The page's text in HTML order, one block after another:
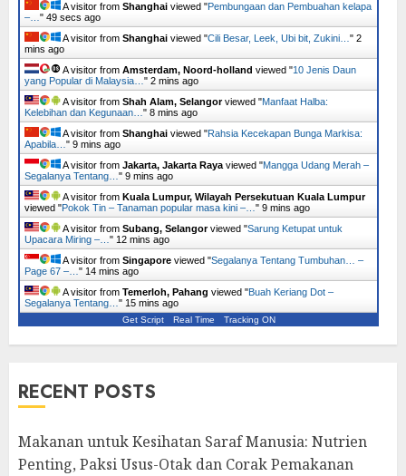
A visitor from Shanghai viewed "Pembungaan dan Pembuahan kelapa
–… " 50 secs ago
A visitor from Shanghai viewed "Cili Besar, Leek, Ubi bit, Zukini… " 2
mins ago
A visitor from Amsterdam, Noord-holland viewed "10 Jenis Daun
yang Popular di Malaysia… " 2 mins ago
A visitor from Shah Alam, Selangorviewed "Manfaat Halba:
Kelebihan dan Kegunaan… " 8 mins ago
A visitor from Shanghai viewed "Rahsia Kecekapan Bunga Markisa:
Apabila… " 9 mins ago
A visitor from Jakarta, Jakarta Raya viewed "Mangga Udang Merah –
Segalanya Tentang… " 9 mins ago
A visitor from Kuala Lumpur, Wilayah Persekutuan Kuala Lumpur
viewed "Pokok Tin – Tanaman popular masa kini –… " 9 mins ago
A visitor from Subang, Selangorviewed "Sarung Ketupat untuk
Upacara Miring –… " 12 mins ago
A visitor from Singapore viewed "Segalanya Tentang Tumbuhan… –
Page 67 –… " 14 mins ago
A visitor from Temerloh, Pahang viewed "Buah Keriang Dot –
Segalanya Tentang… " 15 mins ago
Get Script Real Time Tracking ON
RECENT POSTS
Makanan untuk Kesihatan Saraf Manusia: Nutrien
Penting, Paksi Usus-Otak dan Corak Pemakanan